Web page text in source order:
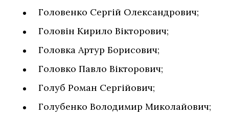
Головенко Сергій Олександрович;
Головін Кирило Вікторович;
Головка Артур Борисович;
Головко Павло Вікторович;
Голуб Роман Сергійович;
Голубенко Володимир Миколайович;